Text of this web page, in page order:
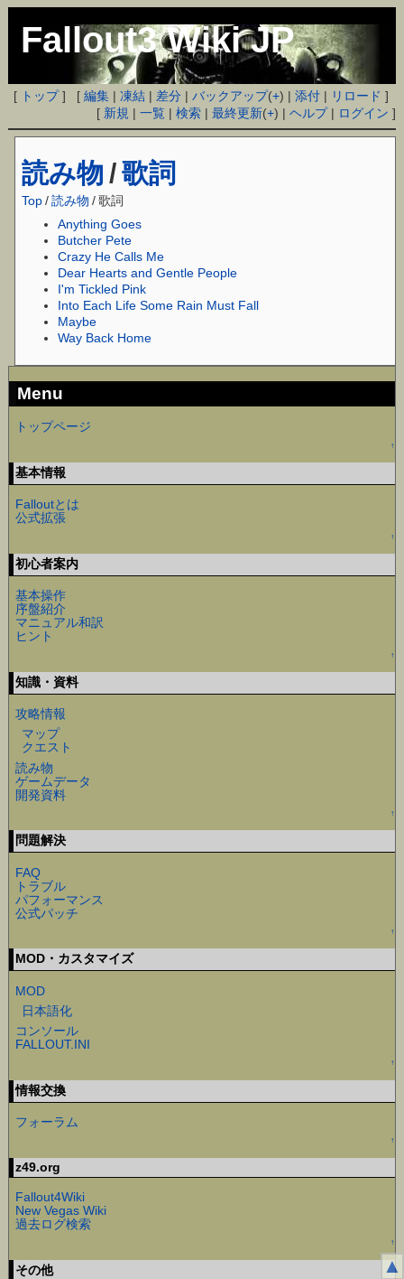
Fallout3 Wiki JP
[ トップ] [編集 |凍結 | 差分 |バックアップ(+) |添付 | リロード ]
[ 新規 |一覧 |検索 |最終更新(+) |ヘルプ| ログイン ]
読み物 /歌詞
Top /読み物 /歌詞
Anything Goes
Butcher Pete
Crazy He Calls Me
Dear Hearts and Gentle People
I'm Tickled Pink
Into Each Life Some Rain Must Fall
Maybe
Way Back Home
Menu
トップページ
↑
基本情報
Falloutとは
公式拡張
↑
初心者案内
基本操作
序盤紹介
マニュアル和訳
ヒント
↑
知識・資料
攻略情報
マップ
クエスト
読み物
ゲームデータ
開発資料
↑
問題解決
FAQ
トラブル
パフォーマンス
公式パッチ
↑
MOD・カスタマイズ
MOD
日本語化
コンソール
FALLOUT.INI
↑
情報交換
フォーラム
↑
z49.org
Fallout4Wiki
New Vegas Wiki
過去ログ検索
↑
その他
▲